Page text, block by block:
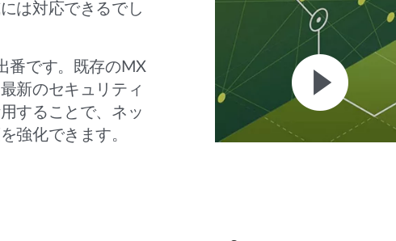
は対応できるでし
番です。既存のMX
新のセキュリティ
することで、ネッ
強化できます。